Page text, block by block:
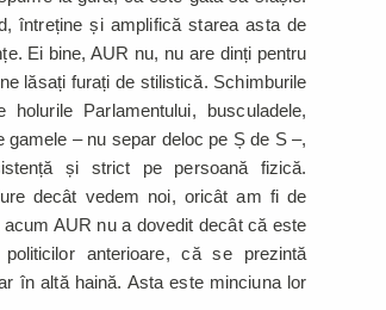
întreține și amplifică starea asta de
Ei bine, AUR nu, nu are dinți pentru
lăsați furați de stilistică. Schimburile
Parlamentului, busculadele,
– nu separ deloc pe Ș de S –,
și strict pe persoană fizică.
decât vedem noi, oricât am fi de
AUR nu a dovedit decât că este
anterioare, că se prezintă
în altă haină. Asta este minciuna lor